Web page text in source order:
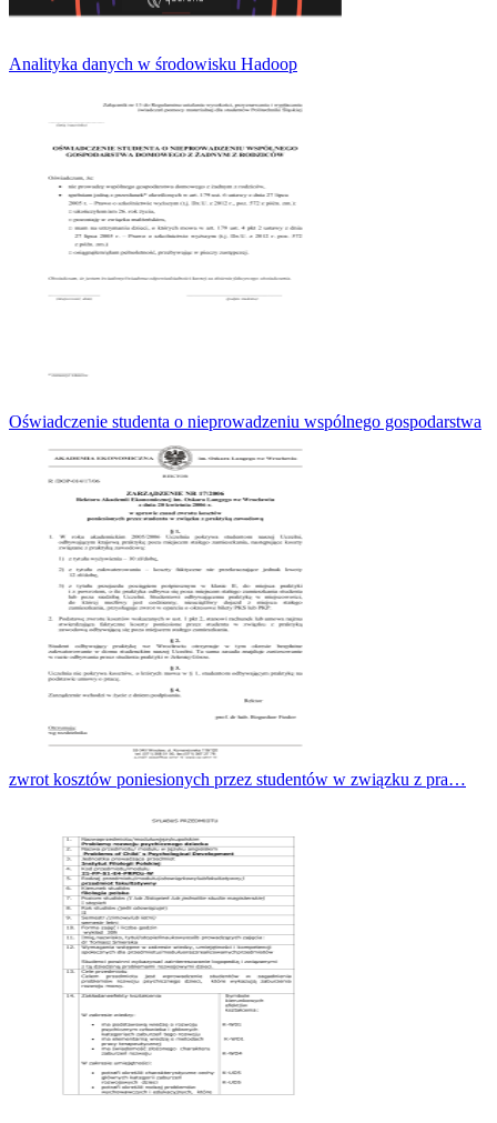
Analityka danych w środowisku Hadoop
Oświadczenie studenta o nieprowadzeniu wspólnego gospodarstwa
zwrot kosztów poniesionych przez studentów w związku z pra…